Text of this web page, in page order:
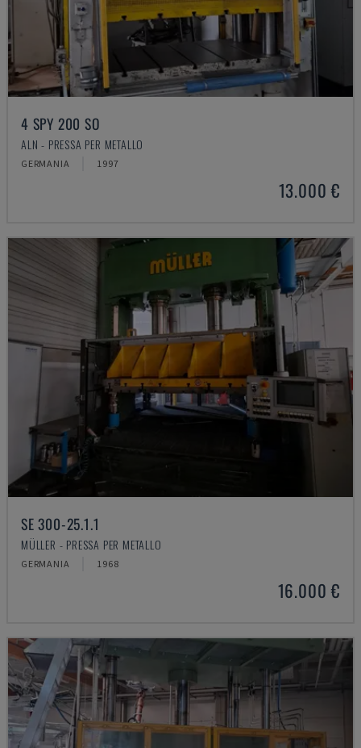
4 SPY 200 SO
ALN - PRESSA PER METALLO
GERMANIA 1997
13.000 €
SE 300-25.1.1
MÜLLER - PRESSA PER METALLO
GERMANIA 1968
16.000 €